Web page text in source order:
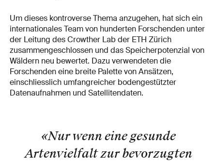
Um dieses kontroverse Thema anzugehen, hat sich ein
internationales Team von hunderten Forschenden unter
der Leitung des Crowther Lab der ETH Zürich
zusammengeschlossen und das Speicherpotenzial von
Wäldern neu bewertet. Dazu verwendeten die
Forschenden eine breite Palette von Ansätzen,
einschliesslich umfangreicher bodengestützter
Datenaufnahmen und Satellitendaten.
«Nur wenn eine gesunde
Artenvielfalt zur bevorzugten